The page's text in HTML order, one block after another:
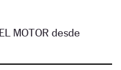
MOTOR desde